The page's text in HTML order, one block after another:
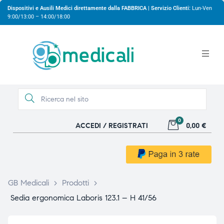
Dispositivi e Ausili Medici direttamente dalla FABBRICA | Servizio Clienti: Lun-Ven
9:00/13:00 – 14:00/18:00
ACCEDI / REGISTRATI
0
0,00 €
GB Medicali > Prodotti
>
Sedia ergonomica Laboris 123.1 – H 41/56